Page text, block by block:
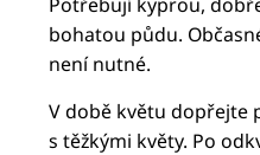
bohatou půdu.
není nutné.
V době květu dopřejte
s těžkými květy. Po